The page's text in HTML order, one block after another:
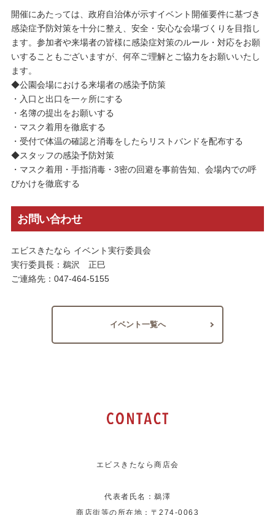
開催にあたっては、政府自治体が示すイベント開催要件に基づき
感染症予防対策を十分に整え、安全・安心な会場づくりを目指し
ます。参加者や来場者の皆様に感染症対策のルール・対応をお願
いすることもございますが、何卒ご理解とご協力をお願いいたし
ます。
◆公園会場における来場者の感染予防策
・入口と出口を一ヶ所にする
・名簿の提出をお願いする
・マスク着用を徹底する
・受付で体温の確認と消毒をしたらリストバンドを配布する
◆スタッフの感染予防対策
・マスク着用・手指消毒・3密の回避を事前告知、会場内での呼
びかけを徹底する
お問い合わせ
エビスきたなら イベント実行委員会
実行委員長：鵜沢 正巳
ご連絡先：047-464-5155
イベント一覧へ
エビスきたなら商店会
代表者氏名：鵜澤
商店街等の所在地：〒274-0063